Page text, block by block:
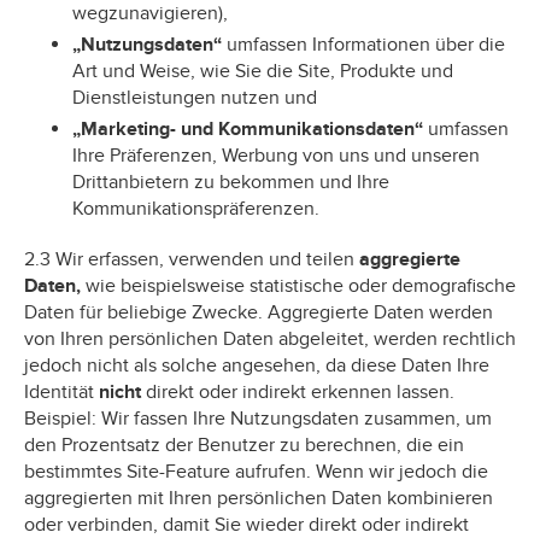
wegzunavigieren),
„Nutzungsdaten“ umfassen Informationen über die
Art und Weise, wie Sie die Site, Produkte und
Dienstleistungen nutzen und
„Marketing- und Kommunikationsdaten“ umfassen
Ihre Präferenzen, Werbung von uns und unseren
Drittanbietern zu bekommen und Ihre
Kommunikationspräferenzen.
2.3 Wir erfassen, verwenden und teilen aggregierte
Daten, wie beispielsweise statistische oder demografische
Daten für beliebige Zwecke. Aggregierte Daten werden
von Ihren persönlichen Daten abgeleitet, werden rechtlich
jedoch nicht als solche angesehen, da diese Daten Ihre
Identität nichtdirekt oder indirekt erkennen lassen.
Beispiel: Wir fassen Ihre Nutzungsdaten zusammen, um
den Prozentsatz der Benutzer zu berechnen, die ein
bestimmtes Site-Feature aufrufen. Wenn wir jedoch die
aggregierten mit Ihren persönlichen Daten kombinieren
oder verbinden, damit Sie wieder direkt oder indirekt